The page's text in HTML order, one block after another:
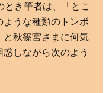
とき筆者は、「とこ
うな種類のトンボ
と秋篠宮さまに何気
しながら次のよう